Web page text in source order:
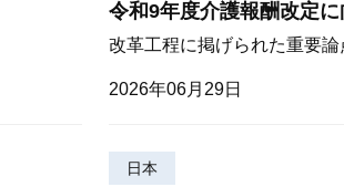
令和9年度介護報酬改定
改革工程に掲げられた重要
2026年06月29日
日本